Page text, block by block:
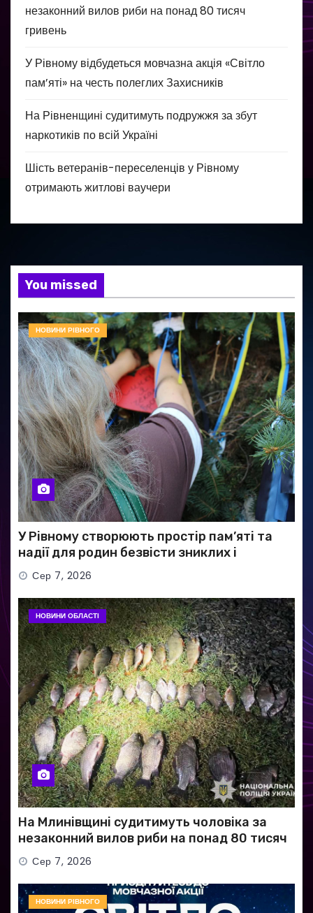
незаконний вилов риби на понад 80 тисяч
гривень
У Рівному відбудеться мовчазна акція «Світло
пам’яті» на честь полеглих Захисників
На Рівненщині судитимуть подружжя за збут
наркотиків по всій Україні
Шість ветеранів-переселенців у Рівному
отримають житлові ваучери
You missed
НОВИНИ РІВНОГО
У Рівному створюють простір пам’яті та
надії для родин безвісти зниклих і
полонених військових
Сер 7, 2026
НОВИНИ ОБЛАСТІ
На Млинівщині судитимуть чоловіка за
незаконний вилов риби на понад 80 тисяч
гривень
Сер 7, 2026
НОВИНИ РІВНОГО